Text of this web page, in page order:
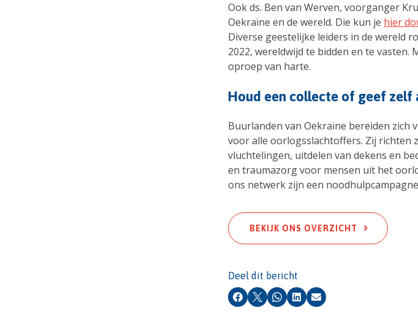
Ook ds. Ben van Werven, voorganger
Oekraïne en de wereld. Die kun je hier
Diverse geestelijke leiders in de wereld
2022, wereldwijd te bidden en te vasten.
oproep van harte.
Houd een collecte of geef zelf
Buurlanden van Oekraïne bereiden zich
voor alle oorlogsslachtoffers. Zij richten
vluchtelingen, uitdelen van dekens en
en traumazorg voor mensen uit het
ons netwerk zijn een
BEKIJK ONS OVERZICHT
Deel dit bericht
Facebook
X Whatsapp
LinkedInE-mail